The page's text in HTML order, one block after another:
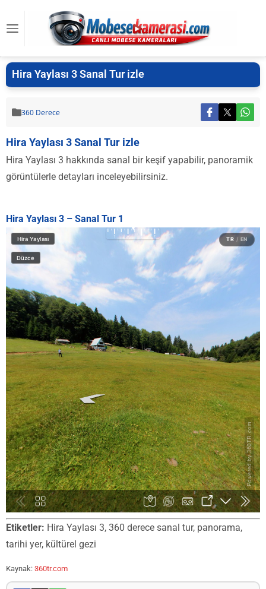
Hira Yaylası 3 Sanal Tur izle
360 Derece
Hira Yaylası 3 Sanal Tur izle
Hira Yaylası 3 hakkında sanal bir keşif yapabilir, panoramik
görüntülerle detayları inceleyebilirsiniz.
Hira Yaylası 3 – Sanal Tur 1
Etiketler: Hira Yaylası 3, 360 derece sanal tur, panorama,
tarihi yer, kültürel gezi
Kaynak: 360tr.com